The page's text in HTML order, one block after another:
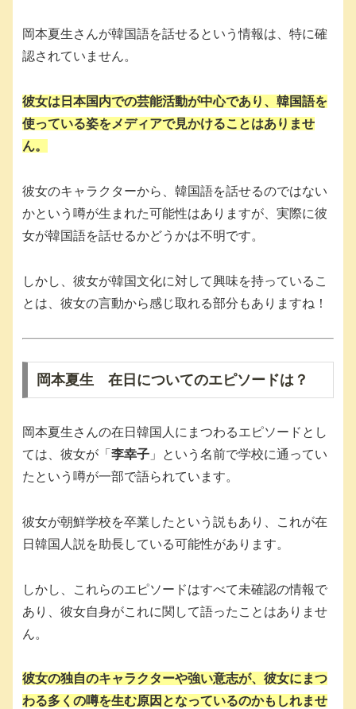
岡本夏生さんが韓国語を話せるという情報は、特に確
認されていません。
彼女は日本国内での芸能活動が中心であり、韓国語を
使っている姿をメディアで見かけることはありませ
ん。
彼女のキャラクターから、韓国語を話せるのではない
かという噂が生まれた可能性はありますが、実際に彼
女が韓国語を話せるかどうかは不明です。
しかし、彼女が韓国文化に対して興味を持っているこ
とは、彼女の言動から感じ取れる部分もありますね！
岡本夏生 在日についてのエピソードは？
岡本夏生さんの在日韓国人にまつわるエピソードとし
ては、彼女が「 李幸子 」という名前で学校に通ってい
たという噂が一部で語られています。
彼女が朝鮮学校を卒業したという説もあり、これが在
日韓国人説を助長している可能性があります。
しかし、これらのエピソードはすべて未確認の情報で
あり、彼女自身がこれに関して語ったことはありませ
ん。
彼女の独自のキャラクターや強い意志が、彼女にまつ
わる多くの噂を生む原因となっているのかもしれませ